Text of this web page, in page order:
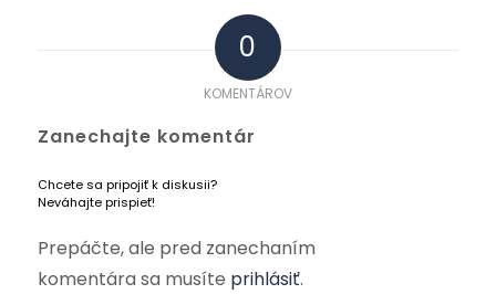
0
KOMENTÁROV
Zanechajte komentár
Chcete sa pripojiť k diskusii?
Neváhajte prispieť!
Prepáčte, ale pred zanechaním
komentára sa musíte prihlásiť.